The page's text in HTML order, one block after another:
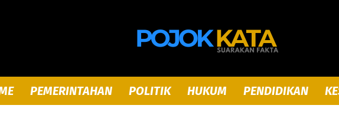
Pojok
PEMERINTAHAN POLITIK HUKUM PENDIDIKAN